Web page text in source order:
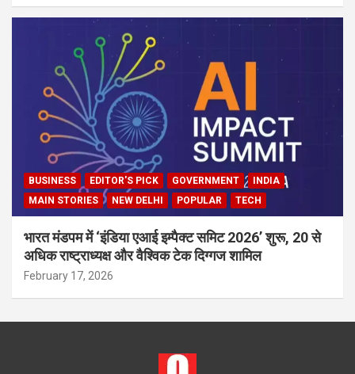
BUSINESS EDITOR'S PICK GOVERNMENT
INDIA
MAIN STORIES
NEW DELHI POPULAR TECH
भारत मंडपम में ‘इंडिया एआई इम्पैक्ट समिट 2026’ शुरू, 20 से
अधिक राष्ट्राध्यक्ष और वैश्विक टेक दिग्गज शामिल
February 17, 2026